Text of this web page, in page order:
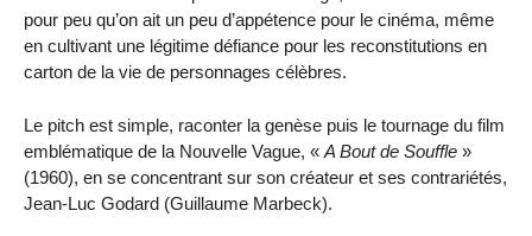
pour peu qu’on ait un peu d’appétence pour le cinéma, même
en cultivant une légitime défiance pour les reconstitutions en
carton de la vie de personnages célèbres.
Le pitch est simple, raconter la genèse puis le tournage du film
emblématique de la Nouvelle Vague, « A Bout de Souffle »
(1960), en se concentrant sur son créateur et ses contrariétés,
Jean-Luc Godard (Guillaume Marbeck).